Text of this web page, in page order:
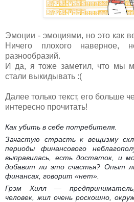
Эмоции - эмоциями, но это как
Ничего плохого
разнообразий.
И да, я тоже заметил, что мы
стали выкидывать :(
Далее только текст, его больше
интересно прочитать!
Как убить в себе потребителя.
Зачастую страсть к вещизму
периоды финансового
выправилась, есть достаток, и
добавит ли это счастья? Опыт
финансах, говорит «нет».
Грэм Хилл —
человек, жил очень роскошно,